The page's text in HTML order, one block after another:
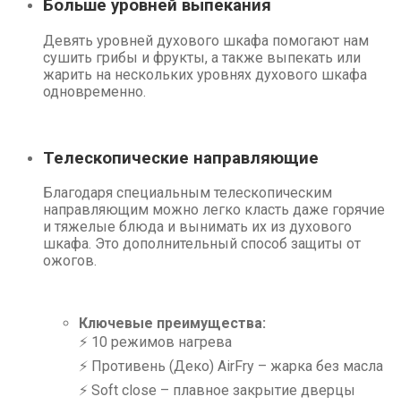
Больше уровней выпекания
Девять уровней духового шкафа помогают нам
сушить грибы и фрукты, а также выпекать или
жарить на нескольких уровнях духового шкафа
одновременно.
Телескопические направляющие
Благодаря специальным телескопическим
направляющим можно легко класть даже горячие
и тяжелые блюда и вынимать их из духового
шкафа. Это дополнительный способ защиты от
ожогов.
Ключевые преимущества:
⚡ 10 режимов нагрева
⚡ Противень (Деко) AirFry – жарка без масла
⚡ Soft close – плавное закрытие дверцы